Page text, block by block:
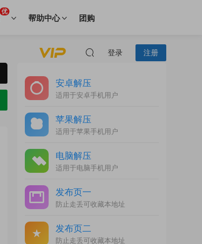
优
帮助中心 团购
登录 注册
安卓解压
适用于安卓手机用户
苹果解压
适用于苹果手机用户
电脑解压
适用于电脑手机用户
发布页一
防止走丢可收藏本地址
发布页二
防止走丢可收藏本地址